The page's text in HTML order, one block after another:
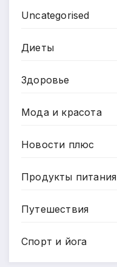
Uncategorised
Диеты
Здоровье
Мода и красота
Новости плюс
Продукты питания
Путешествия
Спорт и йога